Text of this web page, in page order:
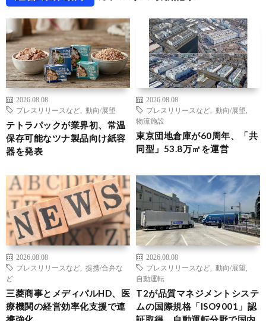
2026.08.08
プレスリリースなど
動向/展望
テトラパックが業界初、常温
保存可能なツナ製品向け紙容
器を発表
2026.08.08
プレスリリースなど
動向/展望
物流施設
東京団地倉庫が60周年、「共
同型」53.8万㎡を運営
2026.08.08
プレスリリースなど
提携/合弁な
ど
三菱商事とメディパルHD、医
療機関の経営効率化支援で連
2026.08.08
プレスリリースなど
動向/展望
自動運転
T2が品質マネジメントシステ
ムの国際規格「ISO9001」認